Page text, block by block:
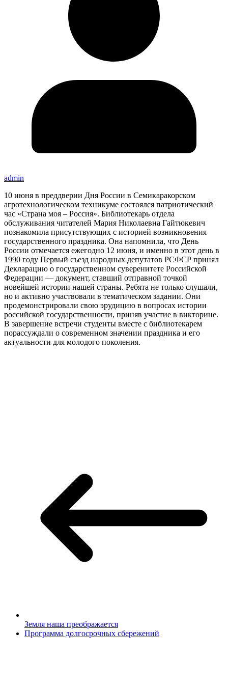
admin
10 июня в преддверии Дня России в Семикаракорском
агротехнологическом техникуме состоялся патриотический
час «Страна моя – Россия». Библиотекарь отдела
обслуживания читателей Мария Николаевна Гайтюкевич
познакомила присутствующих с историей возникновения
государственного праздника. Она напомнила, что День
России отмечается ежегодно 12 июня, и именно в этот день в
1990 году Первый съезд народных депутатов РСФСР принял
Декларацию о государственном суверенитете Российской
Федерации — документ, ставший отправной точкой
новейшей истории нашей страны. Ребята не только слушали,
но и активно участвовали в тематическом задании. Они
продемонстрировали свою эрудицию в вопросах истории
российской государственности, приняв участие в викторине.
В завершение встречи студенты вместе с библиотекарем
порассуждали о современном значении праздника и его
актуальности для молодого поколения.
Земля наша преображается
Программа долгосрочных сбережений